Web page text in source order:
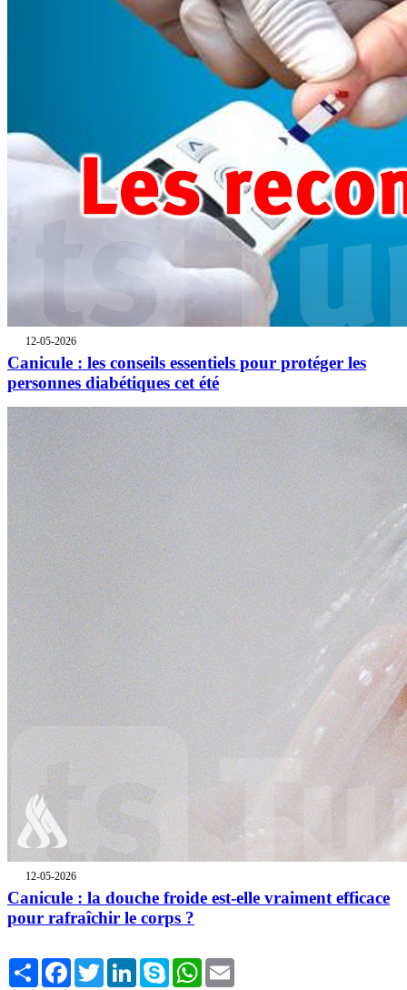
12-05-2026
Canicule : les conseils essentiels pour protéger les
personnes diabétiques cet été
12-05-2026
Canicule : la douche froide est-elle vraiment efficace
pour rafraîchir le corps ?
Share FacebookTwitterLinkedInSkype WhatsApp